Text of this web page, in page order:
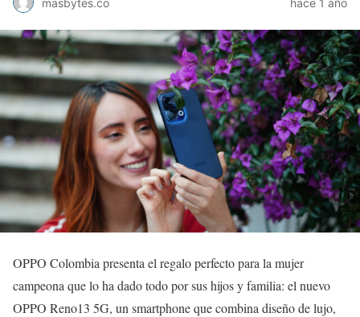
OPPO Colombia presenta el regalo perfecto para la mujer
campeona que lo ha dado todo por sus hijos y familia: el nuevo
OPPO Reno13 5G, un smartphone que combina diseño de lujo,